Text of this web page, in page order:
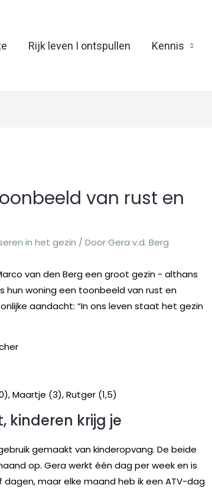
Rijk leven I ontspullen Kennis
van rust en
in het gezin / DoorGera v.d. Berg
van den Berg een groot gezin − althans
hun woning een toonbeeld van rust en
aandacht: “In ons leven staat het gezin
Maartje (3), Rutger (1,5)
kinderen krijg je
gemaakt van kinderopvang. De beide
op. Gera werkt één dag per week en is
dagen, maar elke maand heb ik een ATV-dag